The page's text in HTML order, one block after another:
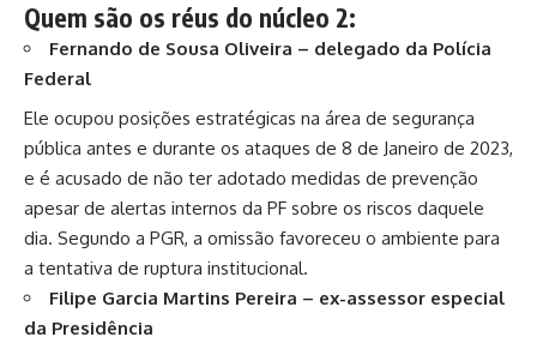
Quem são os réus do núcleo 2:
Fernando de Sousa Oliveira – delegado da Polícia
Federal
Ele ocupou posições estratégicas na área de segurança
pública antes e durante os ataques de 8 de Janeiro de 2023,
e é acusado de não ter adotado medidas de prevenção
apesar de alertas internos da PF sobre os riscos daquele
dia. Segundo a PGR, a omissão favoreceu o ambiente para
a tentativa de ruptura institucional.
Filipe Garcia Martins Pereira – ex-assessor especial
da Presidência